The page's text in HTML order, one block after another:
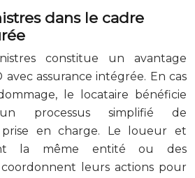
dans le cadre
constitue un avantage
avec assurance intégrée. En cas
le locataire bénéficie
processus simplifié de
en charge. Le loueur et
la même entité ou des
leurs actions pour